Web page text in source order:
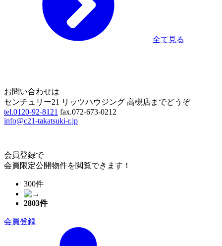
全て見る
お問い合わせは
センチュリー21 リッツハウジング 高槻店までどうぞ
tel.0120-92-8121 fax.072-673-0212
info@c21-takatsuki-r.jp
会員登録で
会員限定公開物件を閲覧できます！
300件
2803件
会員登録